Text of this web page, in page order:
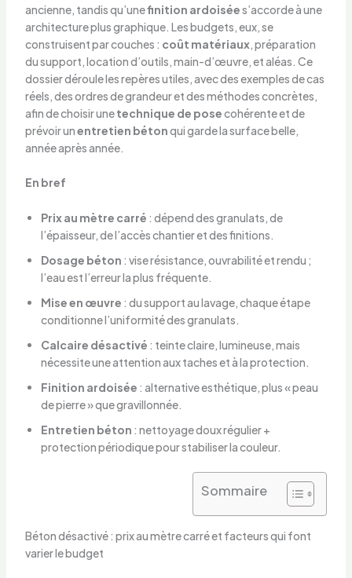
ancienne, tandis qu’unefinition ardoisées’accorde à une
architecture plus graphique. Les budgets, eux, se
construisent par couches : coût matériaux, préparation
du support, location d’outils, main-d’œuvre, et aléas. Ce
dossier déroule les repères utiles, avec des exemples de cas
réels, des ordres de grandeur et des méthodes concrètes,
afin de choisir unetechnique de posecohérente et de
prévoir unentretien bétonqui garde la surface belle,
année après année.
En bref
Prix au mètre carré : dépend des granulats, de
l’épaisseur, de l’accès chantier et des finitions.
Dosage béton : vise résistance, ouvrabilité et rendu ;
l’eau est l’erreur la plus fréquente.
Mise en œuvre : du support au lavage, chaque étape
conditionne l’uniformité des granulats.
Calcaire désactivé : teinte claire, lumineuse, mais
nécessite une attention aux taches et à la protection.
Finition ardoisée : alternative esthétique, plus « peau
de pierre » que gravillonnée.
Entretien béton : nettoyage doux régulier +
protection périodique pour stabiliser la couleur.
Sommaire
Béton désactivé : prix au mètre carré et facteurs qui font
varier le budget